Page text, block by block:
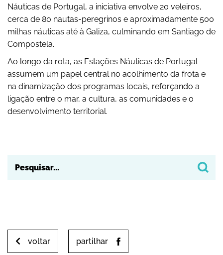
Náuticas de Portugal, a iniciativa envolve 20 veleiros,
cerca de 80 nautas-peregrinos e aproximadamente 500
milhas náuticas até à Galiza, culminando em Santiago de
Compostela.
Ao longo da rota, as Estações Náuticas de Portugal
assumem um papel central no acolhimento da frota e
na dinamização dos programas locais, reforçando a
ligação entre o mar, a cultura, as comunidades e o
desenvolvimento territorial.
voltar partilhar